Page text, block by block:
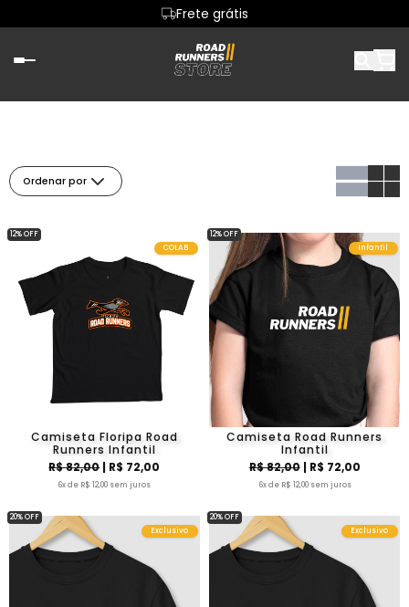
Frete grátis
Ordenar por
COLAB
Camiseta Floripa Road
Runners Infantil
R$ 82,00| R$ 72,00
6x de R$ 12,00 sem juros
12% OFF
Infantil
Camiseta Road Runners
Infantil
R$ 82,00| R$ 72,00
6x de R$ 12,00 sem juros
12% OFF
Exclusivo
20% OFF
Exclusivo
20% OFF